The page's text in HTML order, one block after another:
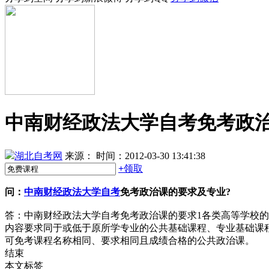
中南财经政法大学自考免考政
湖北自考网 来源：
时间：2012-03-30 13:41:38
+领取
问： 中南财经政法大学自考免考政治课的要求及专业?
答：中南财经政法大学自考免考政治课的要求1各类高等学校
内容要求同于或低于原所学专业的公共基础课程、专业基础
可免考课程名称相同、要求相同且成绩合格的公共政治课。
结束
本文标签